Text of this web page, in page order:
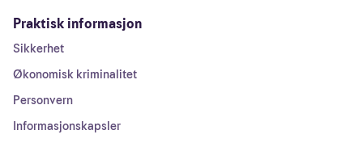
Praktisk informasjon
Sikkerhet
Økonomisk kriminalitet
Personvern
Informasjonskapsler